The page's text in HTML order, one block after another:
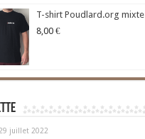
T-shirt Poudlard.org mixte
8,00 €
juillet 2022